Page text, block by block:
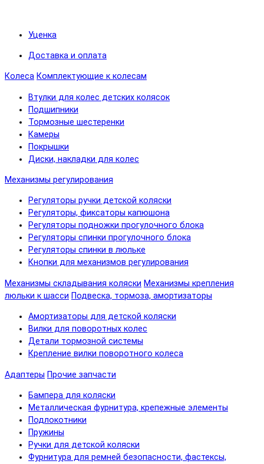
Уценка
Доставка и оплата
Колеса Комплектующие к колесам
Втулки для колес детских колясок
Подшипники
Тормозные шестеренки
Камеры
Покрышки
Диски, накладки для колес
Механизмы регулирования
Регуляторы ручки детской коляски
Регуляторы, фиксаторы капюшона
Регуляторы подножки прогулочного блока
Регуляторы спинки прогулочного блока
Регуляторы спинки в люльке
Кнопки для механизмов регулирования
Механизмы складывания коляски Механизмы крепления
люльки к шасси Подвеска, тормоза, амортизаторы
Амортизаторы для детской коляски
Вилки для поворотных колес
Детали тормозной системы
Крепление вилки поворотного колеса
Адаптеры Прочие запчасти
Бампера для коляски
Металлическая фурнитура, крепежные элементы
Подлокотники
Пружины
Ручки для детской коляски
Фурнитура для ремней безопасности, фастексы,